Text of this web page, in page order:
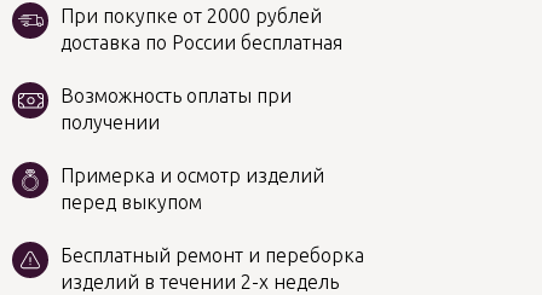
Бесплатный ремонт и переборка
изделий в течении 2-х недель
Примерка и осмотр изделий
перед выкупом
Возможность оплаты при
получении
При покупке от 2000 рублей
доставка по России бесплатная